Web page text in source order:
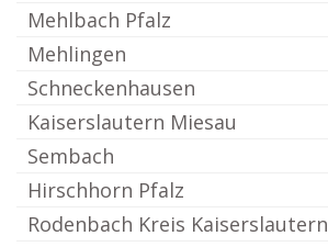
Mehlbach Pfalz
Mehlingen
Schneckenhausen
Kaiserslautern Miesau
Sembach
Hirschhorn Pfalz
Rodenbach Kreis Kaiserslautern